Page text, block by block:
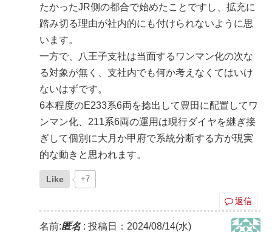
たかったJR側の都合で始めたことですし、拡充に
踏み切る理由が社内的にも付けられないように思
います。
一方で、八王子支社は当面するワンマン化の次な
る対象が無く、支社内でも何か考えなくてはいけ
ないはずです。
6本程度のE233系6両を捻出して豊田に配置してワ
ンマン化、211系6両の運用は現行ダイヤを継ぎ接
ぎして個別に大月か甲府で系統分断する方が現実
的な動きと思われます。
Like +7
返信
名前:匿名: 投稿日：2024/08/14(水)